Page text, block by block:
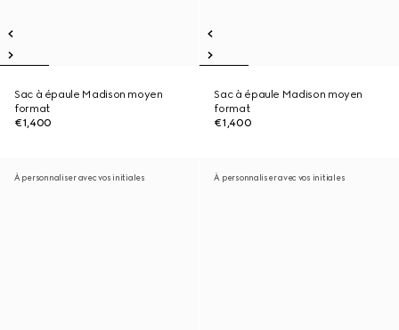
Sac à épaule Madison moyen
format
€1,400
Sac à épaule Madison moyen
format
€1,400
À personnaliser avec vos initiales À personnaliser avec vos initiales